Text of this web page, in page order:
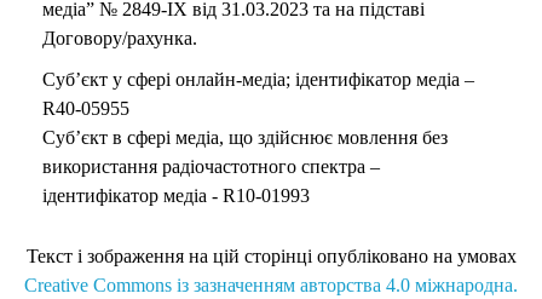
медіа” № 2849-IX від 31.03.2023 та на підставі
Договору/рахунка.
Суб’єкт у сфері онлайн-медіа; ідентифікатор медіа –
R40-05955
Суб’єкт в сфері медіа, що здійснює мовлення без
використання радіочастотного спектра –
ідентифікатор медіа - R10-01993
Текст і зображення на цій сторінці опубліковано на умовах
Creative Commons із зазначенням авторства 4.0 міжнародна.